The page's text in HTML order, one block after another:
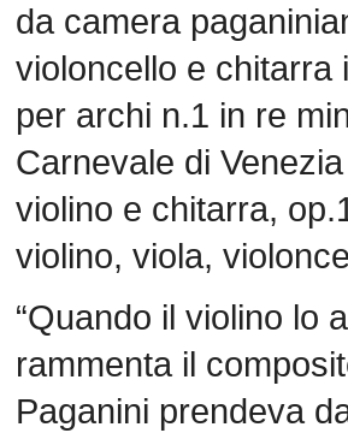
da camera
violoncello e chitarra
per archi n.1 in re
Carnevale di
violino e chitarra,
violino, viola,
“Quando il violino lo
rammenta il
Paganini prendeva